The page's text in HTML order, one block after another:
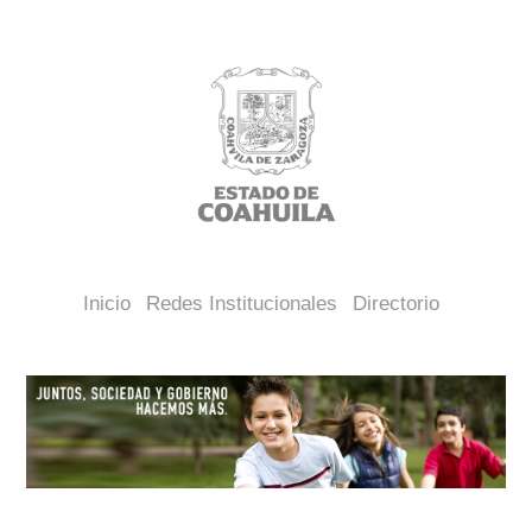
Inicio Redes Institucionales Directorio